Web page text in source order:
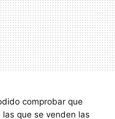
comprobar que
que se venden las